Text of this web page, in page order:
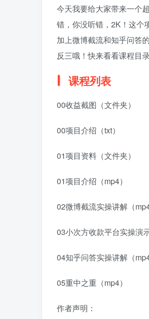
今天我要给大家带来一个
错，你没听错，2K！这个
加上微博截流和知乎问答
反三哦！快来看看课程目
课程列表
00收益截图（文件夹）
00项目介绍（txt）
01项目资料（文件夹）
01项目介绍（mp4）
02微博截流实操讲解（mp4
03小次方收款平台实操演
04知乎问答实操讲解（mp4
05重中之重（mp4）
作者声明：